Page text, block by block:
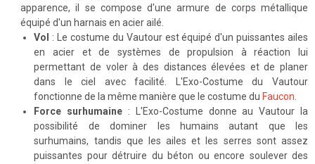
apparence, il se compose d'une armure de corps métallique
équipé d'un harnais en acier ailé.
Vol
: Le costume du Vautour est équipé d'un puissantes ailes
en acier et de systèmes de propulsion à réaction lui
permettant de voler à des distances élevées et de planer
dans le ciel avec facilité. L'Exo-Costume du Vautour
fonctionne de la même manière que le costume du Faucon.
Force surhumaine : L'Exo-Costume donne au Vautour la
possibilité de dominer les humains autant que les
surhumains, tandis que les ailes et les serres sont assez
puissantes pour détruire du béton ou encore soulever des